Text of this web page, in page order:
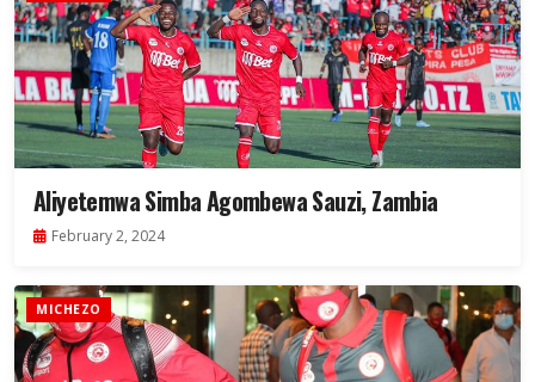
Aliyetemwa Simba Agombewa Sauzi, Zambia
February 2, 2024
MICHEZO